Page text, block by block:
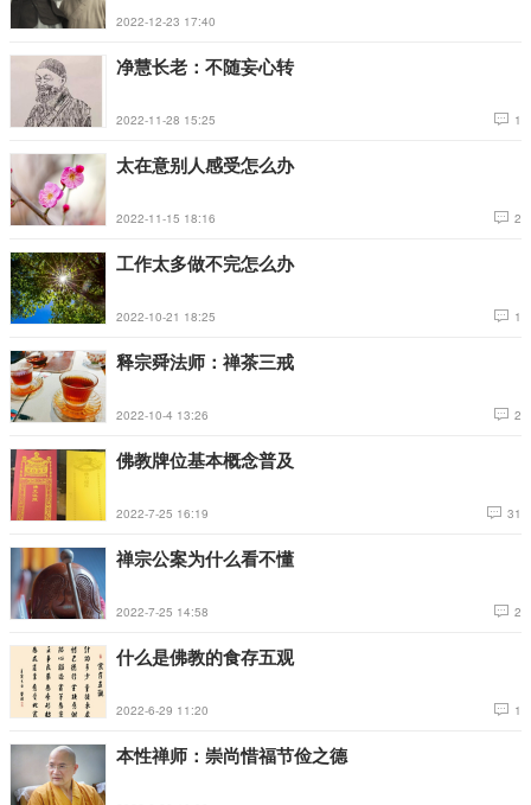
2022-12-23 17:40
净慧长老：不随妄心转
2022-11-28 15:25 1
太在意别人感受怎么办
2022-11-15 18:16 2
工作太多做不完怎么办
2022-10-21 18:25 1
释宗舜法师：禅茶三戒
2022-10-4 13:26 2
佛教牌位基本概念普及
2022-7-25 16:19 31
禅宗公案为什么看不懂
2022-7-25 14:58 2
什么是佛教的食存五观
2022-6-29 11:20 1
本性禅师：崇尚惜福节俭之德